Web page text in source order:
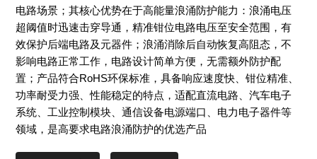
电路场景；其核心优势在于高能量浪涌防护能力：浪涌电压
超阈值时迅速击穿导通，精准钳位电路电压至安全范围，有
效保护后端电路及元器件；浪涌消除后自动恢复高阻态，不
影响电路正常工作，电路设计简单方便，无需额外防护配
置；产品符合RoHS环保标准，具备响应速度快、钳位精准、
功率耐受力强、性能稳定的特点，适配直流电路、汽车电子
系统、工业控制模块、通信设备电源端口、电力电子器件等
领域，是高要求电路浪涌防护的优选产品